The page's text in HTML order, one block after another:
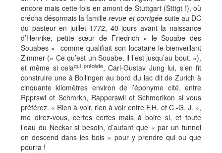
encore mais cette fois en amont de Stuttgart (Stttgt !), où
crécha désormais la famillerevue et corrigéesuite au DC
du pasteur en juillet 1772, 40 jours avant la naissance
d’Henrike, petite sœur de Friedrich « le Souabe des
Souabes » comme qualifiait son locataire le bienveillant
Zimmer (« Ce qu’est un Souabe, il l’est jusqu’au bout. »),
et même si celaqui précède, Carl-Gustav Jung lui, s’en fit
construire une à Bollingen au bord du lac dit de Zurich à
cinquante kilomètres environ de l’éponyme cité, entre
Rpprswl et Schmrkn, Rapperswil et Schmerikon si vous
préférez. « Rien à voir, rien à voir entre F.H. et C.-G. J. »,
me direz-vous, certes certes mais à boire si, et toute
l’eau du Neckar si besoin, d’autant que « par un tunnel
on descend dans les bois » pour y prendre qui ou que
pourra !